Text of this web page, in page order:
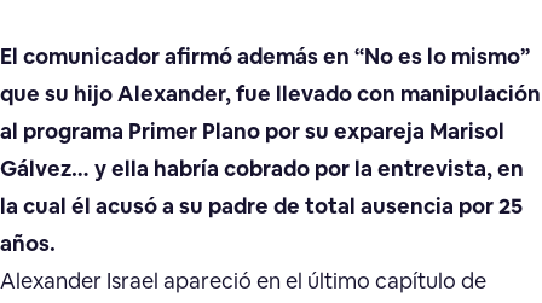
El comunicador afirmó además en “No es lo mismo”
que su hijo Alexander, fue llevado con manipulación
al programa Primer Plano por su expareja Marisol
Gálvez… y ella habría cobrado por la entrevista, en
la cual él acusó a su padre de total ausencia por 25
años.
Alexander Israel apareció en el último capítulo de